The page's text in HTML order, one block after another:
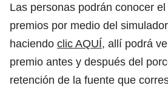
Las personas podrán conocer
premios por medio del
haciendo clic AQUÍ, allí podrá
premio antes y después del
retención de la fuente que